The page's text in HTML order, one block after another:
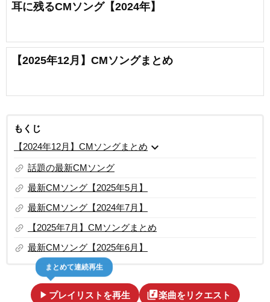
耳に残るCMソング【2024年】
【2025年12月】CMソングまとめ
もくじ
【2024年12月】CMソングまとめ expand_more
link 話題の最新CMソング
link 最新CMソング【2025年5月】
link 最新CMソング【2024年7月】
link 【2025年7月】CMソングまとめ
link 最新CMソング【2025年6月】
play_arrow プレイリストを再生
まとめて連続再生
library_music楽曲をリクエスト